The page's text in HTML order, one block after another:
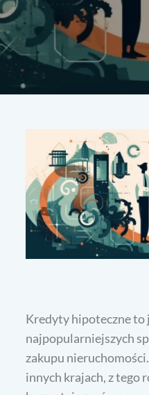
Kredyty hipoteczne to
najpopularniejszych
zakupu
innych krajach, z tego